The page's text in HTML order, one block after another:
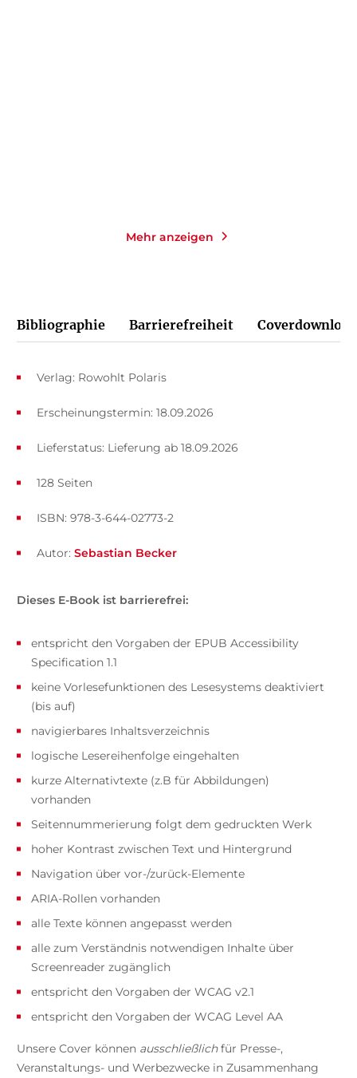
Mehr anzeigen
Bibliographie Barrierefreiheit Coverdownload
Verlag: Rowohlt Polaris
Erscheinungstermin: 18.09.2026
Lieferstatus: Lieferung ab 18.09.2026
ISBN: 978-3-644-02773-2
128 Seiten
Autor: Sebastian Becker
Dieses E-Book ist barrierefrei:
entspricht den Vorgaben der EPUB Accessibility
Specification 1.1
keine Vorlesefunktionen des Lesesystems deaktiviert
(bis auf)
navigierbares Inhaltsverzeichnis
logische Lesereihenfolge eingehalten
kurze Alternativtexte (z.B für Abbildungen)
vorhanden
Seitennummerierung folgt dem gedruckten Werk
hoher Kontrast zwischen Text und Hintergrund
Navigation über vor-/zurück-Elemente
ARIA-Rollen vorhanden
alle Texte können angepasst werden
alle zum Verständnis notwendigen Inhalte über
Screenreader zugänglich
entspricht den Vorgaben der WCAG v2.1
entspricht den Vorgaben der WCAG Level AA
Unsere Cover können ausschließlichfür Presse-,
Veranstaltungs- und Werbezwecke in Zusammenhang